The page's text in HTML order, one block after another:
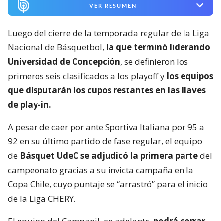
VER RESUMEN
Luego del cierre de la temporada regular de la Liga
Nacional de Básquetbol, la que terminó liderando
Universidad de Concepción, se definieron los
primeros seis clasificados a los playoff y los equipos
que disputarán los cupos restantes en las llaves
de play-in.
A pesar de caer por ante Sportiva Italiana por 95 a
92 en su último partido de fase regular, el equipo
de Básquet UdeC se adjudicó la primera partedel
campeonato gracias a su invicta campaña en la
Copa Chile, cuyo puntaje se “arrastró” para el inicio
de la Liga CHERY.